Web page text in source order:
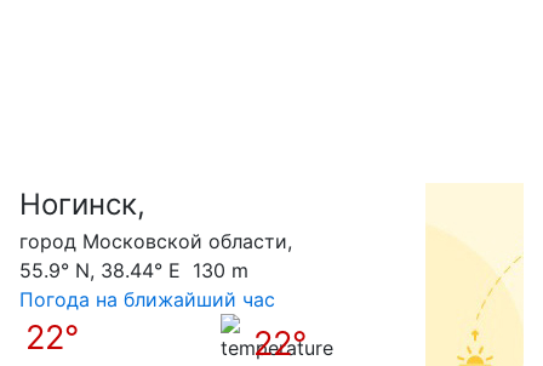
Ногинск,
город Московской области,
55.9° N, 38.44° E 130 m
Погода на ближайший час
22°
22°